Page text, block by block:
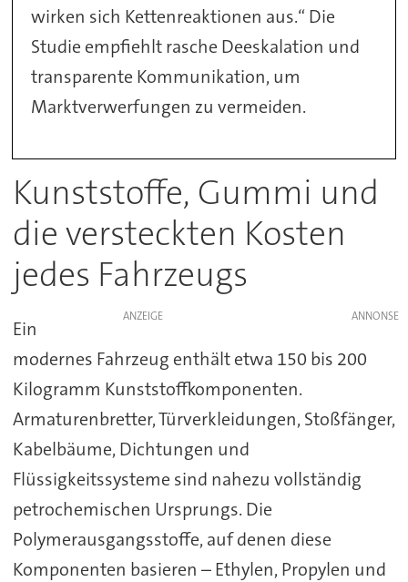
wirken sich Kettenreaktionen aus.“ Die
Studie empfiehlt rasche Deeskalation und
transparente Kommunikation, um
Marktverwerfungen zu vermeiden.
Kunststoffe, Gummi und
die versteckten Kosten
jedes Fahrzeugs
ANZEIGE
Ein
modernes Fahrzeug enthält etwa 150 bis 200
Kilogramm Kunststoffkomponenten.
Armaturenbretter, Türverkleidungen, Stoßfänger,
Kabelbäume, Dichtungen und
Flüssigkeitssysteme sind nahezu vollständig
petrochemischen Ursprungs. Die
Polymerausgangsstoffe, auf denen diese
Komponenten basieren – Ethylen, Propylen und